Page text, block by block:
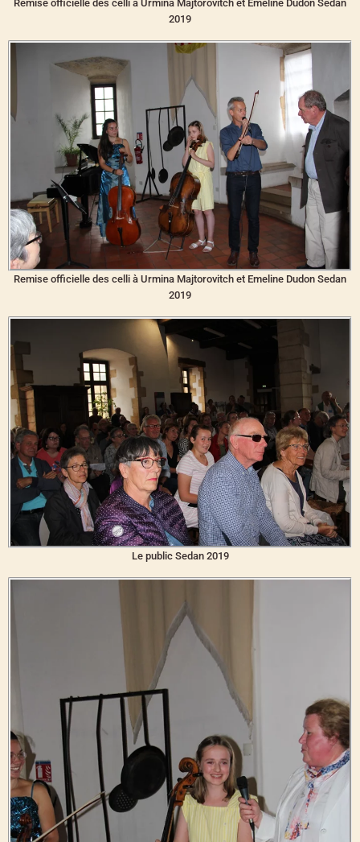
Remise officielle des celli à Urmina Majtorovitch et Emeline Dudon Sedan
2019
Remise officielle des celli à Urmina Majtorovitch et Emeline Dudon Sedan
2019
Le public Sedan 2019